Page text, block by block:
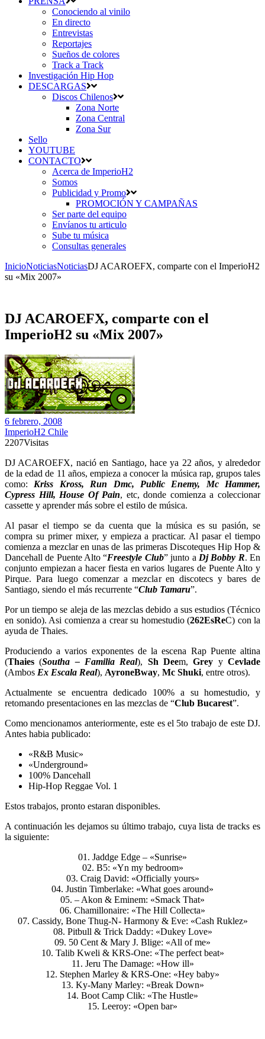
Conociendo al vinilo
En directo
Entrevistas
Reportajes
Sueños de colores
Track a Track
Investigación Hip Hop
DESCARGAS
Discos Chilenos
Zona Norte
Zona Central
Zona Sur
Sello
YOUTUBE
CONTACTO
Acerca de ImperioH2
Somos
Publicidad y Promo
PROMOCIÓN Y CAMPAÑAS
Ser parte del equipo
Envíanos tu articulo
Sube tu música
Consultas generales
InicioNoticiasNoticiasDJ ACAROEFX, comparte con el ImperioH2
su «Mix 2007»
DJ ACAROEFX, comparte con el
ImperioH2 su «Mix 2007»
6 febrero, 2008
ImperioH2 Chile
2207Visitas
DJ ACAROEFX, nació en Santiago, hace ya 22 años, y alrededor
de la edad de 11 años, empieza a conocer la música rap, grupos tales
como: Kriss Kross, Run Dmc, Public Enemy, Mc Hammer,
Cypress Hill, House Of Pain, etc, donde comienza a coleccionar
cassette y aprender más sobre el estilo de música.
Al pasar el tiempo se da cuenta que la música es su pasión, se
compra su primer mixer, y empieza a practicar. Al pasar el tiempo
comienza a mezclar en unas de las primeras Discoteques Hip Hop &
Dancehall de Puente Alto “Freestyle Club” junto a Dj Bobby R. En
conjunto empiezan a hacer fiesta en varios lugares de Puente Alto y
Pirque. Para luego comenzar a mezclar en discotecs y bares de
Santiago, siendo el más recurrente “Club Tamaru”.
Por un tiempo se aleja de las mezclas debido a sus estudios (Técnico
en sonido). Asi comienza a crear su homestudio (262EsReC) con la
ayuda de Thaies.
Produciendo a varios exponentes de la escena Rap Puente altina
(Thaies(Southa – Familia Real), Sh Deem,Grey yCevlade
(Ambos Ex Escala Real), AyroneBway, Mc Shuki, entre otros).
Actualmente se encuentra dedicado 100% a su homestudio, y
retomando presentaciones en las mezclas de “Club Bucarest”.
Como mencionamos anteriormente, este es el 5to trabajo de este DJ.
Antes habia publicado:
«R&B Music»
«Underground»
100% Dancehall
Hip-Hop Reggae Vol. 1
Estos trabajos, pronto estaran disponibles.
A continuación les dejamos su último trabajo, cuya lista de tracks es
la siguiente:
01. Jaddge Edge – «Sunrise»
02. B5: «Yn my bedroom»
03. Craig David: «Officially yours»
04. Justin Timberlake: «What goes around»
05. – Akon & Eminem: «Smack That»
06. Chamillonaire: «The Hill Collecta»
07. Cassidy, Bone Thug-N- Harmony & Eve: «Cash Ruklez»
08. Pitbull & Trick Daddy: «Dukey Love»
09. 50 Cent & Mary J. Blige: «All of me»
10. Talib Kweli & KRS-One: «The perfect beat»
11. Jeru The Damage: «How ill»
12. Stephen Marley & KRS-One: «Hey baby»
13. Ky-Many Marley: «Break Down»
14. Boot Camp Clik: «The Hustle»
15. Leeroy: «Open bar»